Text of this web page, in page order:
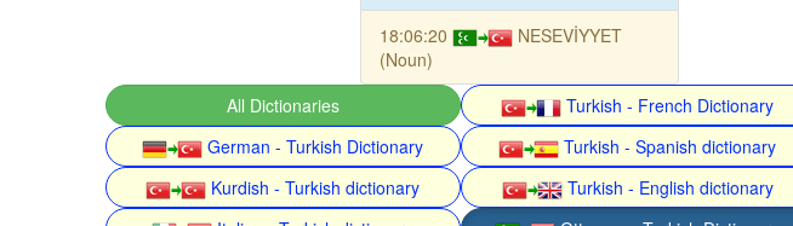
18:06:20
NESEVİYYET
(Noun)
All Dictionaries Turkish - French Dictionary
German - Turkish Dictionary
Turkish - Spanish dictionary
Kurdish - Turkish dictionary
Turkish - English dictionary